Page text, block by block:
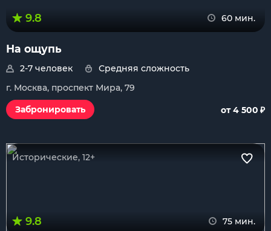
9.8 60 мин.
На ощупь
2-7 человек
Средняя сложность
г. Москва, проспект Мира, 79
Забронировать
от 4 500 ₽
Исторические, 12+
9.8 75 мин.